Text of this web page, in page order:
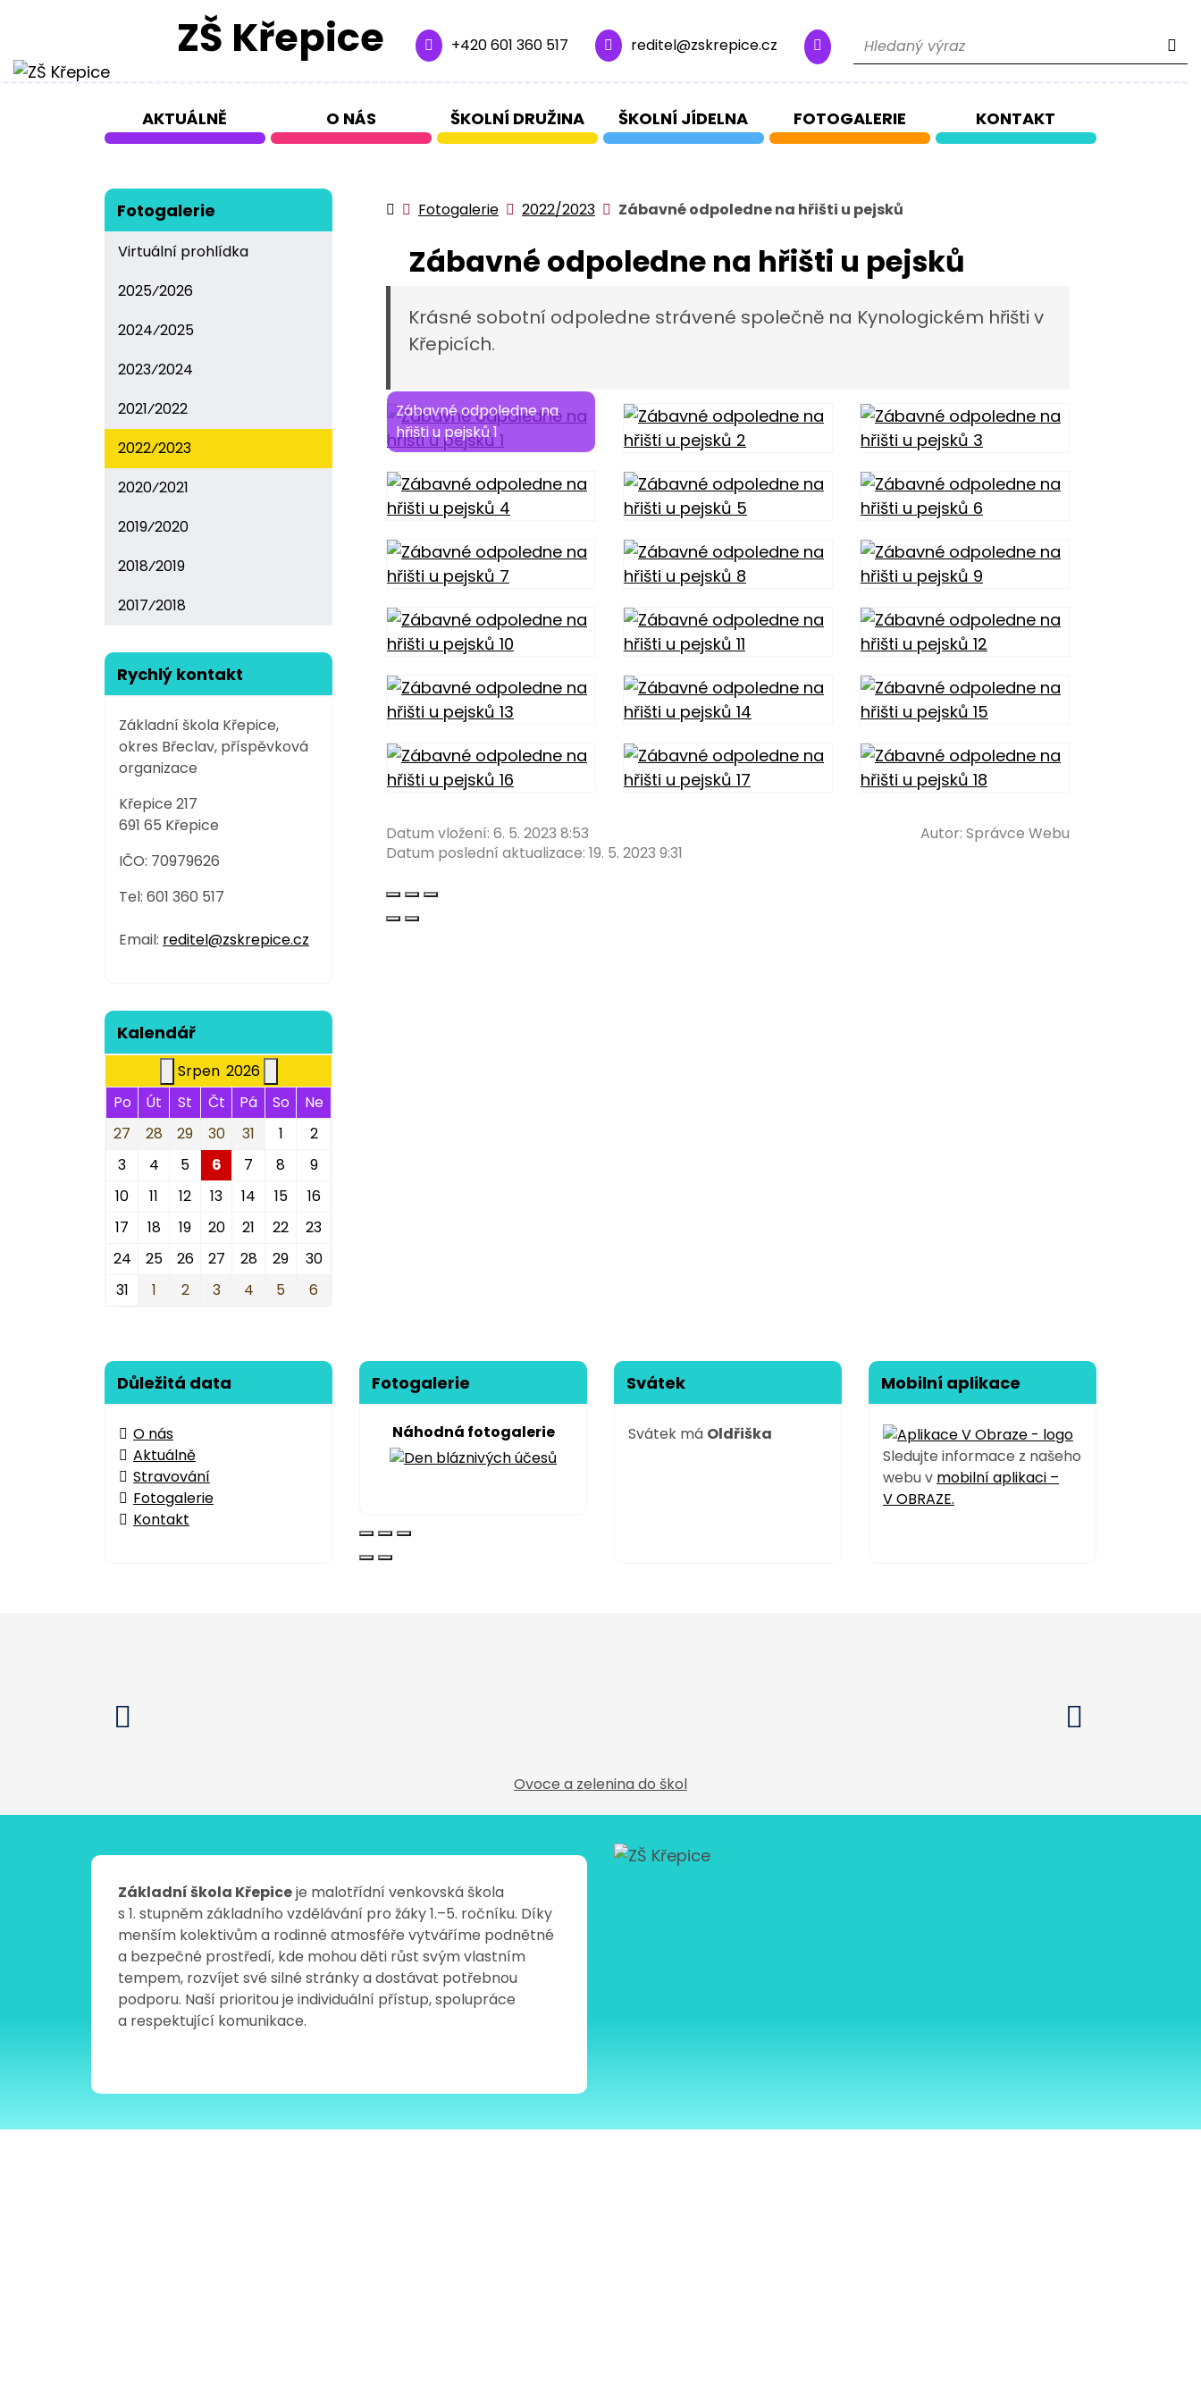
ZŠ Křepice +420 601 360 517 reditel@zskrepice.cz Mapa webu
AKTUÁLNĚ O NÁS ŠKOLNÍ DRUŽINA ŠKOLNÍ JÍDELNA FOTOGALERIE KONTAKT
Úvodní stránka
Fotogalerie 2022/2023 Zábavné odpoledne na hřišti u pejsků
Zábavné odpoledne na hřišti u pejsků
Krásné sobotní odpoledne strávené společně na Kynologickém hřišti v
Křepicích.
Zábavné odpoledne na
hřišti u pejsků 1
Datum vložení: 6. 5. 2023 8:53
Datum poslední aktualizace: 19. 5. 2023 9:31
Autor: Správce Webu
Fotogalerie
Virtuální prohlídka
2025⁄2026
2024⁄2025
2023⁄2024
2021⁄2022
2022⁄2023
2020⁄2021
2019⁄2020
2018⁄2019
2017⁄2018
Rychlý kontakt
Základní škola Křepice,
okres Břeclav, příspěvková
organizace
Křepice 217
691 65 Křepice
IČO: 70979626
Tel: 601 360 517
Email: reditel@zskrepice.cz
Kalendář
Srpen 2026
Po
Út St Čt Pá So
Ne
27
28 29 30 31 1
2
3
4 5 6 7 8
9
10
11 12 13 14 15
16
17
18 19 20 21 22
23
24
25 26 27 28 29
30
31
1 2 3 4 5 6
Důležitá data
O nás
Aktuálně
Stravování
Fotogalerie
Kontakt
Fotogalerie
Náhodná fotogalerie
Svátek
Svátek má Oldřiška
Mobilní aplikace
Sledujte informace z našeho
webu v mobilní aplikaci –
V OBRAZE.
Ovoce a zelenina do škol
Základní škola Křepiceje malotřídní venkovská škola
s 1. stupněm základního vzdělávání pro žáky 1.–5. ročníku. Díky
menším kolektivům a rodinné atmosféře vytváříme podnětné
a bezpečné prostředí, kde mohou děti růst svým vlastním
tempem, rozvíjet své silné stránky a dostávat potřebnou
podporu. Naší prioritou je individuální přístup, spolupráce
a respektující komunikace.